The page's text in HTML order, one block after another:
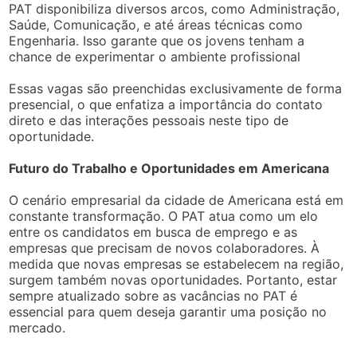
PAT disponibiliza diversos arcos, como Administração,
Saúde, Comunicação, e até áreas técnicas como
Engenharia. Isso garante que os jovens tenham a
chance de experimentar o ambiente profissional
Essas vagas são preenchidas exclusivamente de forma
presencial, o que enfatiza a importância do contato
direto e das interações pessoais neste tipo de
oportunidade.
Futuro do Trabalho e Oportunidades em Americana
O cenário empresarial da cidade de Americana está em
constante transformação. O PAT atua como um elo
entre os candidatos em busca de emprego e as
empresas que precisam de novos colaboradores. À
medida que novas empresas se estabelecem na região,
surgem também novas oportunidades. Portanto, estar
sempre atualizado sobre as vacâncias no PAT é
essencial para quem deseja garantir uma posição no
mercado.